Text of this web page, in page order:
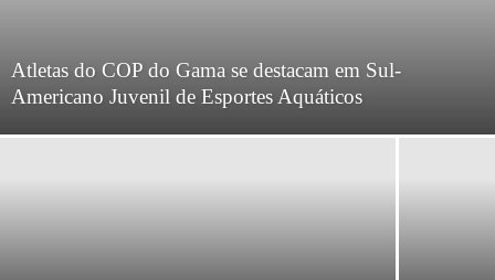
Atletas do COP do Gama se destacam em Sul-
Americano Juvenil de Esportes Aquáticos